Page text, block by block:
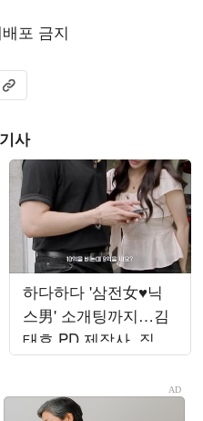
포 금지
기
유하기
URL복사
사
하다하다 '삼전女♥닉
스男' 소개팅까지…김
태호 PD 제작사, 직장
인 연프 선보인다 ('사